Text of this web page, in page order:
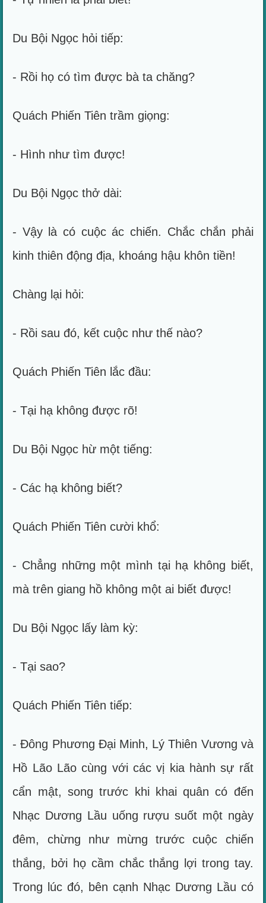
Du Bội Ngọc hỏi tiếp:
- Rồi họ có tìm được bà ta chăng?
Quách Phiến Tiên trầm giọng:
- Hình như tìm được!
Du Bội Ngọc thở dài:
- Vậy là có cuộc ác chiến. Chắc chắn phải
kinh thiên động địa, khoáng hậu khôn tiền!
Chàng lại hỏi:
- Rồi sau đó, kết cuộc như thế nào?
Quách Phiến Tiên lắc đầu:
- Tại hạ không được rõ!
Du Bội Ngọc hừ một tiếng:
- Các hạ không biết?
Quách Phiến Tiên cười khổ:
- Chẳng những một mình tại hạ không biết,
mà trên giang hồ không một ai biết được!
Du Bội Ngọc lấy làm kỳ:
- Tại sao?
Quách Phiến Tiên tiếp:
- Đông Phương Đại Minh, Lý Thiên Vương và
Hồ Lão Lão cùng với các vị kia hành sự rất
cẩn mật, song trước khi khai quân có đến
Nhạc Dương Lầu uống rượu suốt một ngày
đêm, chừng như mừng trước cuộc chiến
thắng, bởi họ cầm chắc thắng lợi trong tay.
Trong lúc đó, bên cạnh Nhạc Dương Lầu có